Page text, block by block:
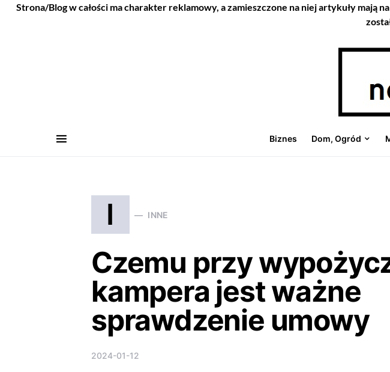
Strona/Blog w całości ma charakter reklamowy, a zamieszczone na niej artykuły
Biznes Dom, Ogród
I INNE
Czemu przy
kampera jest ważne
sprawdzenie umowy
2024-01-12